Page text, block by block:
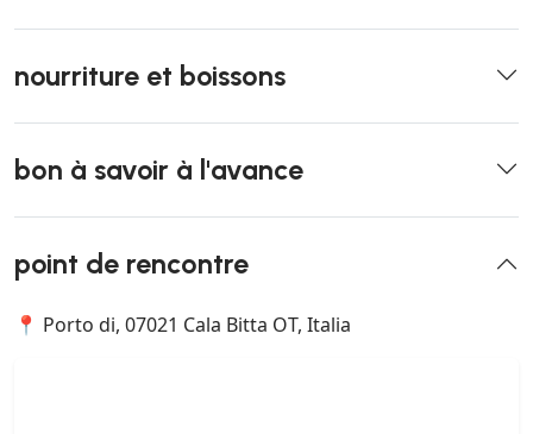
nourriture et boissons
bon à savoir à l'avance
point de rencontre
📍 Porto di, 07021 Cala Bitta OT, Italia